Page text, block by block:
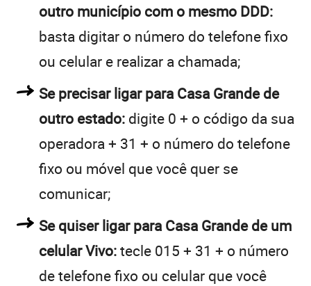
outro município com o mesmo DDD:
basta digitar o número do telefone fixo
ou celular e realizar a chamada;
Se precisar ligar para Casa Grande de
outro estado: digite 0 + o código da sua
operadora + 31 + o número do telefone
fixo ou móvel que você quer se
comunicar;
Se quiser ligar para Casa Grande de um
celular Vivo:tecle 015 + 31 + o número
de telefone fixo ou celular que você